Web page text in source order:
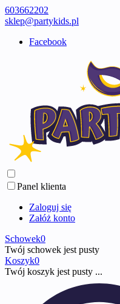
603662202
sklep@partykids.pl
Facebook
Panel klienta
Zaloguj się
Załóż konto
Schowek0
Twój schowek jest pusty
Koszyk0
Twój koszyk jest pusty ...